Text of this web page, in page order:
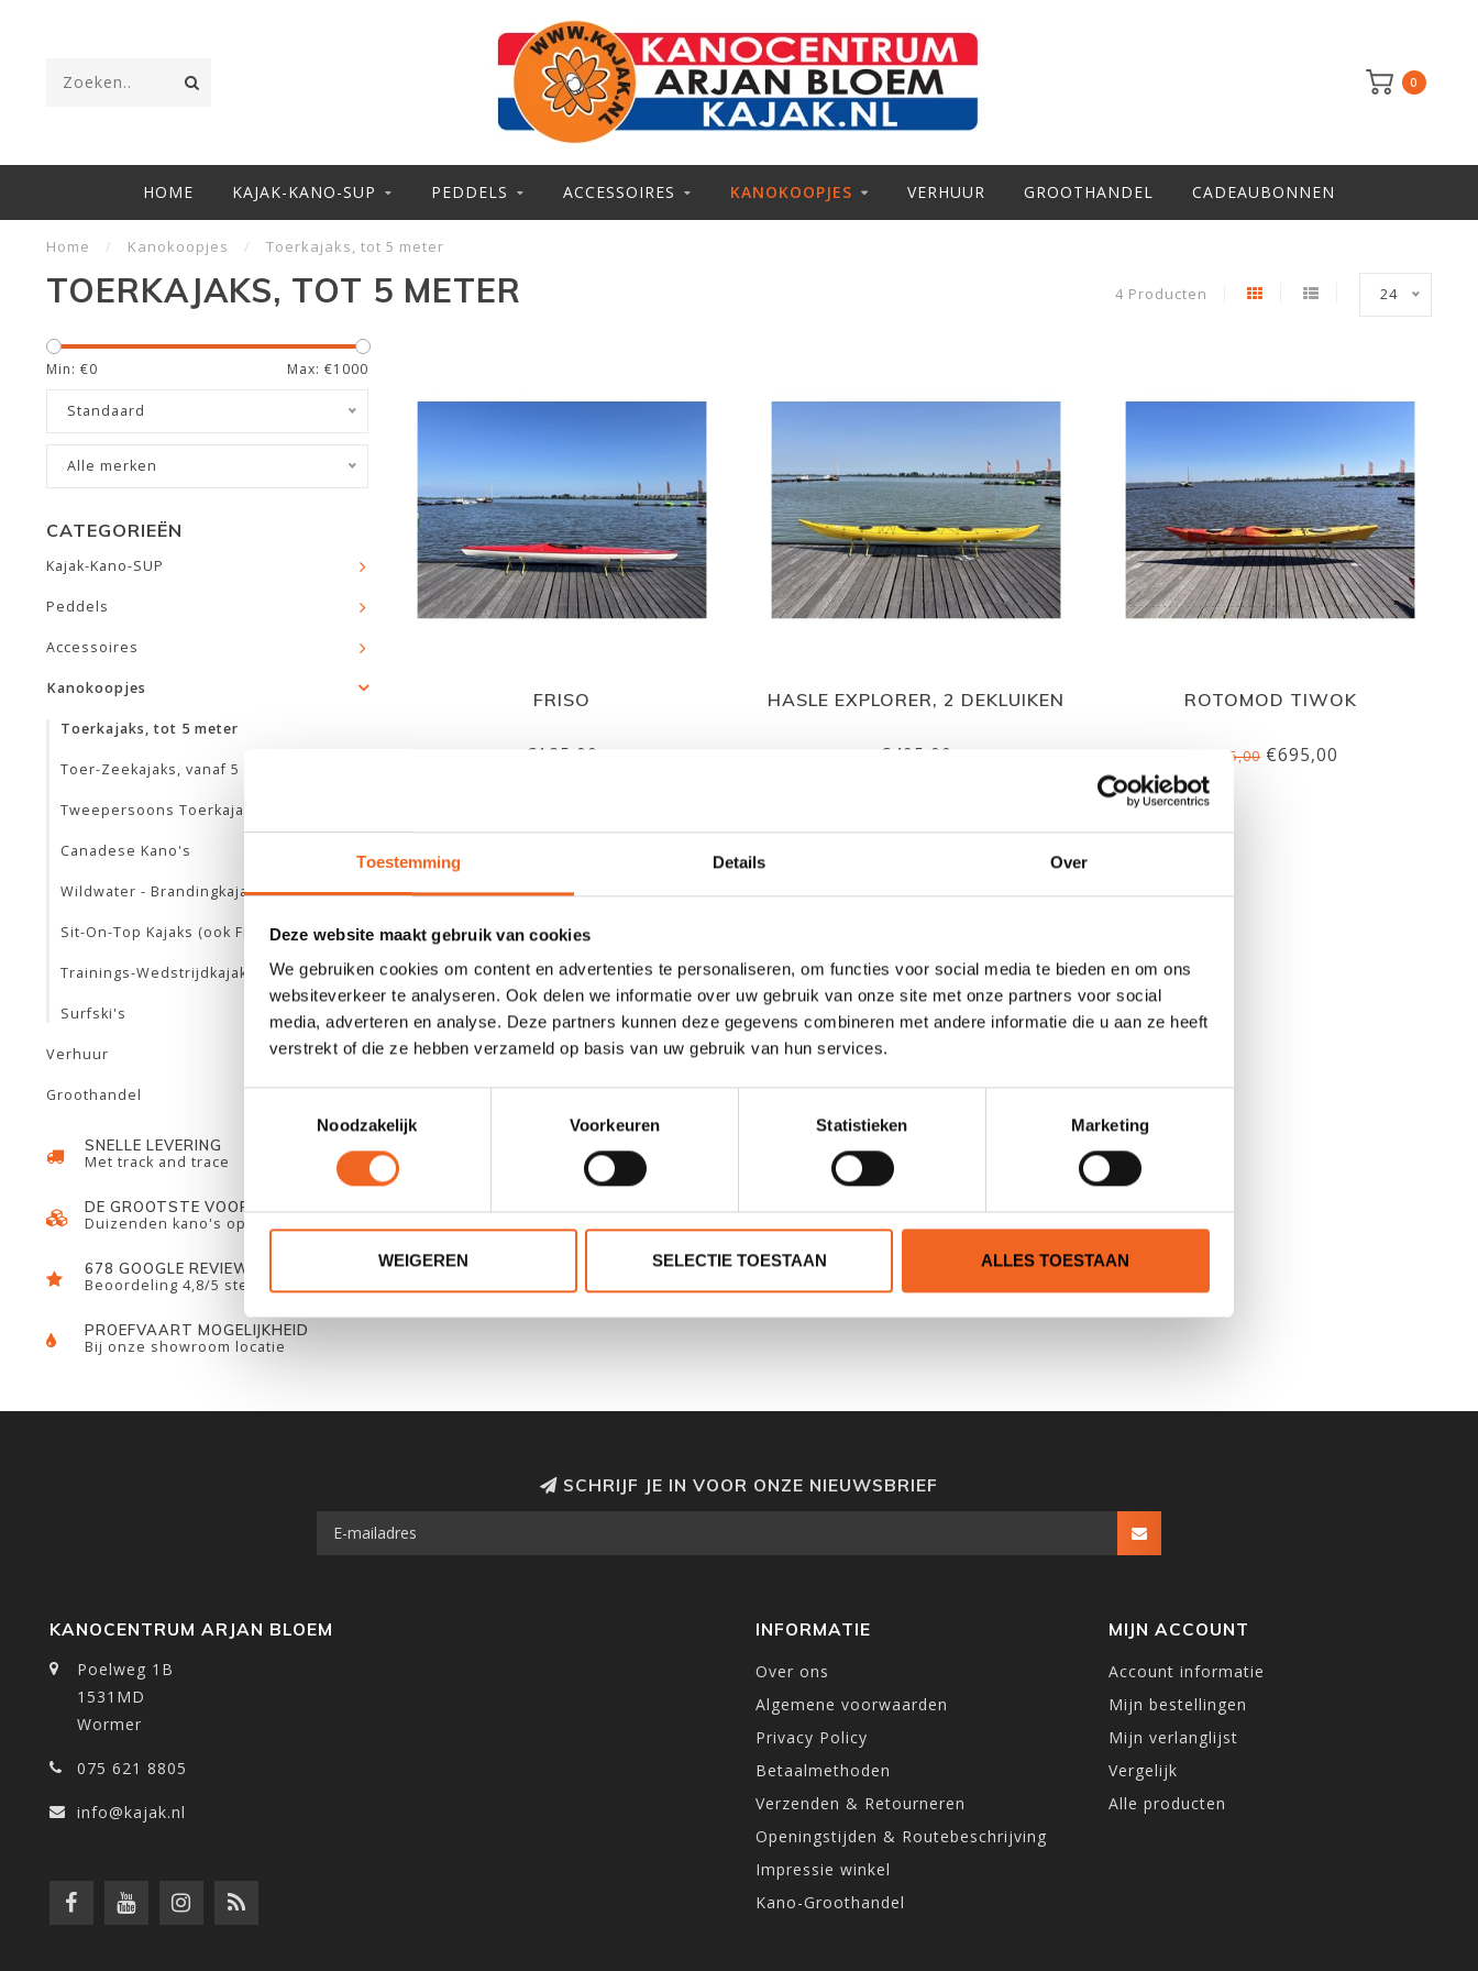
Toestemming Details Over
Deze website maakt gebruik van cookies
We gebruiken cookies om content en advertenties te personaliseren, om functies voor social media te bieden en om ons
websiteverkeer te analyseren. Ook delen we informatie over uw gebruik van onze site met onze partners voor social
media, adverteren en analyse. Deze partners kunnen deze gegevens combineren met andere informatie die u aan ze heeft
verstrekt of die ze hebben verzameld op basis van uw gebruik van hun services.
Noodzakelijk
Voorkeuren Statistieken Marketing
WEIGEREN SELECTIE TOESTAAN ALLES TOESTAAN
0
HOME KAJAK-KANO-SUP PEDDELS ACCESSOIRES KANOKOOPJES VERHUUR GROOTHANDEL CADEAUBONNEN
Home / Kanokoopjes / Toerkajaks, tot 5 meter
TOERKAJAKS, TOT 5 METER 4 Producten 24
Min: €0 Max: €1000
Standaard
Alle merken
CATEGORIEËN
Kajak-Kano-SUP
Peddels
Accessoires
Kanokoopjes
Toerkajaks, tot 5 meter
Toer-Zeekajaks, vanaf 5 meter
Tweepersoons Toerkajaks
Canadese Kano's
Wildwater - Brandingkajaks
Sit-On-Top Kajaks (ook Fishing)
Trainings-Wedstrijdkajaks
Surfski's
Verhuur
Groothandel
SNELLE LEVERING
Met track and trace
DE GROOTSTE VOORRAAD
Duizenden kano's op voorraad
678 GOOGLE REVIEWS
Beoordeling 4,8/5 sterren
PROEFVAART MOGELIJKHEID
Bij onze showroom locatie
FRISO
€125,00
HASLE EXPLORER, 2 DEKLUIKEN
€495,00
ROTOMOD TIWOK
€895,00€695,00
ROTOMOD PRESTO 475 INCL.
ACCESSOIRES
€995,00
SCHRIJF JE IN VOOR ONZE NIEUWSBRIEF
KANOCENTRUM ARJAN BLOEM
Poelweg 1B
1531MD
Wormer
075 621 8805
info@kajak.nl
INFORMATIE
Over ons
Algemene voorwaarden
Privacy Policy
Betaalmethoden
Verzenden & Retourneren
Openingstijden & Routebeschrijving
Impressie winkel
Kano-Groothandel
MIJN ACCOUNT
Account informatie
Mijn bestellingen
Mijn verlanglijst
Vergelijk
Alle producten